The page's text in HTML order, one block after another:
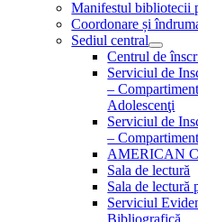
Manifestul bibliotecii
Coordonare și
Sediul central
Centrul de
Serviciul de
–
Adolescenţi
Serviciul de
–
AMERICAN
Sala de lectură
Sala de lectură
Serviciul
Bibliografică